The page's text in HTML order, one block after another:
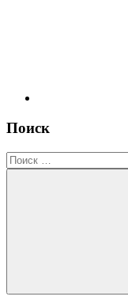
Поиск
Поиск
для: